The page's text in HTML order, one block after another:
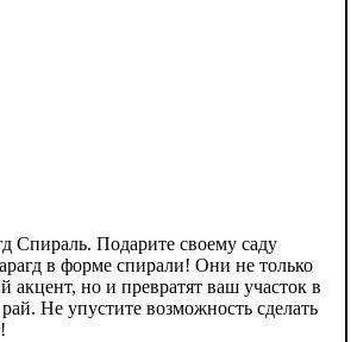
Спираль. Подарите своему саду
в форме спирали! Они не только
акцент, но и превратят ваш участок в
Не упустите возможность сделать